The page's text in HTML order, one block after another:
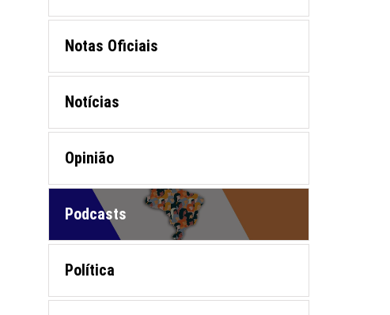
Notas Oficiais
Notícias
Opinião
Podcasts
Política